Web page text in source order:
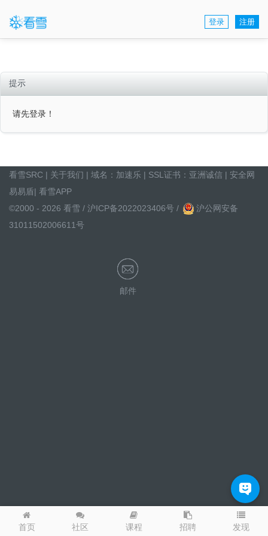
登录 注册
首页 社区 课程 招聘 发现
提示
请先登录！
看雪SRC | 关于我们 | 域名： 加速乐 | SSL证书： 亚洲诚信 | 安全网
易易盾| 看雪APP
©2000 - 2026 看雪 / 沪ICP备2022023406号 /
沪公网安备
31011502006611号
邮件